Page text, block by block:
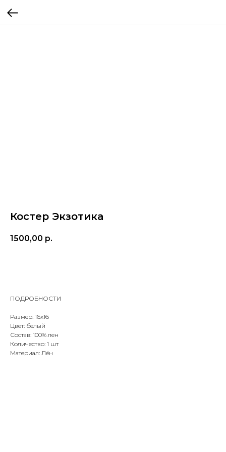
Костер Экзотика
1500,00 р.
ПОДРОБНОСТИ
Размер: 16х16
Цвет: белый
Состав: 100% лен
Количество: 1 шт
Материал: Лён